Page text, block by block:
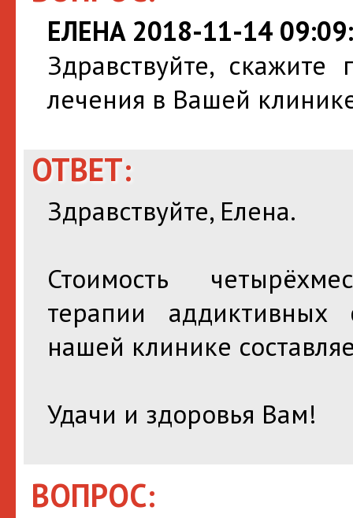
ЕЛЕНА 2018-11-14
Здравствуйте, скажите
лечения в Вашей
ОТВЕТ:
Здравствуйте, Елена.
Стоимость
терапии
нашей клинике
Удачи и здоровья Вам!
ВОПРОС: